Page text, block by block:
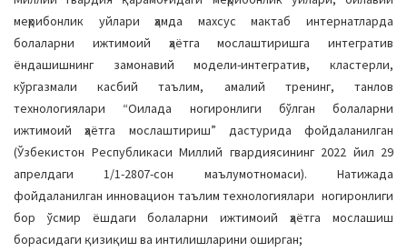
меҳрибонлик уйлари ҳамда махсус мактаб интернатларда
болаларни ижтимоий ҳаётга мослаштиришга интегратив
ёндашишнинг замонавий модели-интегратив, кластерли,
кўргазмали касбий таълим, амалий тренинг, танлов
технологиялари “Оилада ногиронлиги бўлган болаларни
ижтимоий ҳаётга мослаштириш” дастурида фойдаланилган
(Ўзбекистон Республикаси Миллий гвардиясининг 2022 йил 29
апрелдаги 1/1-2807-сон маълумотномаси). Натижада
фойдаланилган инновацион таълим технологиялари ногиронлиги
бор ўсмир ёшдаги болаларни ижтимоий ҳаётга мослашиш
борасидаги қизиқиш ва интилишларини оширган;